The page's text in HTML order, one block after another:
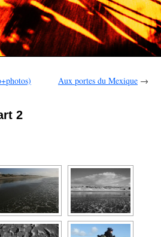
Aux portes du Mexique →
2